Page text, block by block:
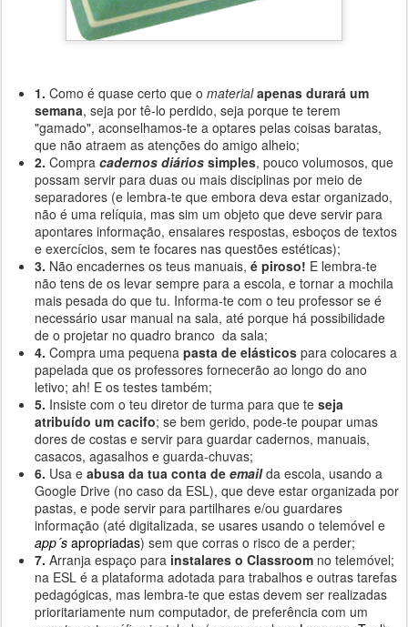
1. Como é quase certo que o materialapenas durará um
semana, seja por tê-lo perdido, seja porque te terem
"gamado", aconselhamos-te a optares pelas coisas baratas,
que não atraem as atenções do amigo alheio;
2. Compra cadernos diários simples, pouco volumosos, que
possam servir para duas ou mais disciplinas por meio de
separadores (e lembra-te que embora deva estar organizado,
não é uma relíquia, mas sim um objeto que deve servir para
apontares informação, ensaiares respostas, esboços de textos
e exercícios, sem te focares nas questões estéticas);
3. Não encadernes os teus manuais, é piroso! E lembra-te
não tens de os levar sempre para a escola, e tornar a mochila
mais pesada do que tu. Informa-te com o teu professor se é
necessário usar manual na sala, até porque há possibilidade
de o projetar no quadro branco da sala;
4. Compra uma pequena pasta de elásticos para colocares a
papelada que os professores fornecerão ao longo do ano
letivo; ah! E os testes também;
5. Insiste com o teu diretor de turma para que te seja
atribuído um cacifo; se bem gerido, pode-te poupar umas
dores de costas e servir para guardar cadernos, manuais,
casacos, agasalhos e guarda-chuvas;
6. Usa e abusa da tua conta de emailda escola, usando a
Google Drive (no caso da ESL), que deve estar organizada por
pastas, e pode servir para partilhares e/ou guardares
informação (até digitalizada, se usares usando o telemóvel e
app´s apropriadas) sem que corras o risco de a perder;
7. Arranja espaço para instalares o Classroom no telemóvel;
na ESL é a plataforma adotada para trabalhos e outras tarefas
pedagógicas, mas lembra-te que estas devem ser realizadas
prioritariamente num computador, de preferência com um